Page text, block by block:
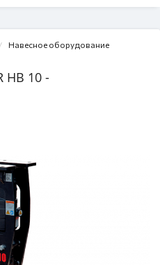
Навесное оборудование
10 -